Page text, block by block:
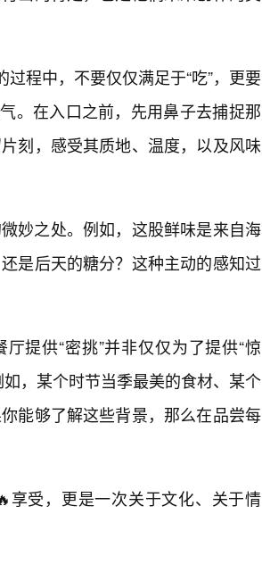
程中，不要仅仅满足于“吃”，更要
。在入口之前，先用鼻子去捕捉那
刻，感受其质地、温度，以及风味
妙之处。例如，这股鲜味是来自海
是后天的糖分？这种主动的感知过
提供“密挑”并非仅仅为了提供“惊
，某个时节当季最美的食材、某个
能够了解这些背景，那么在品尝每
享受，更是一次关于文化、关于情